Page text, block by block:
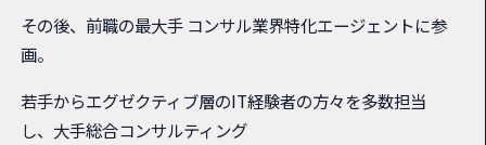
その後、前職の最大手 コンサル業界特化エージェントに参
画。
若手からエグゼクティブ層のIT経験者の方々を多数担当
し、大手総合コンサルティング